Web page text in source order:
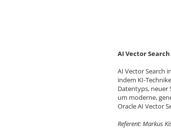
AI Vector
AI Vector Search
indem KI-
Datentyps, neuer
um moderne,
Oracle AI Vector
Referent: Markus